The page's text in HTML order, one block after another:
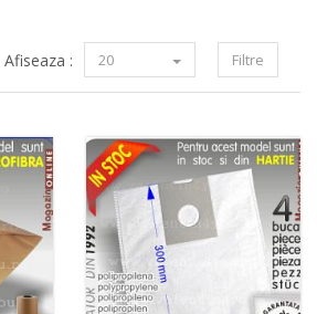
Filtre
Afiseaza : 20